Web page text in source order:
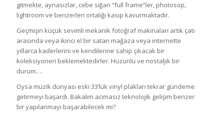
gitmekte, aynasızlar, cebe sığan “full frame”ler, photosop,
lightroom ve benzerleri ortalığı kasıp kavurmaktadır.
Geçmişin küçük sevimli mekanik fotoğraf makinaları artık çatı
arasında veya ikinci el bir satan mağaza veya internette
yıllarca kaderlerini ve kendilerine sahip çıkacak bir
koleksiyoneri beklemektedirler. Hüzünlü ve nostaljik bir
durum….
Oysa müzik dünyası eski 33‘lük vinyl plakları tekrar gündeme
getirmeyi başardı. Bakalım acımasız teknolojik gelişim benzer
bir yapılanmayı başarabilecek mi?